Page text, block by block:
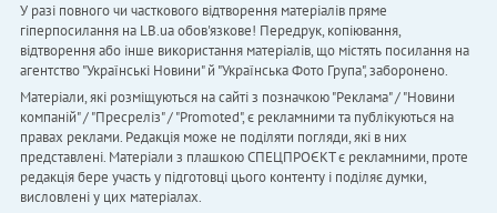
У разі повного чи часткового відтворення матеріалів пряме
гіперпосилання на LB.ua обов'язкове! Передрук, копіювання,
відтворення або інше використання матеріалів, що містять посилання на
агентство "Українськi Новини" й "Українська Фото Група", заборонено.
Матеріали, які розміщуються на сайті з позначкою "Реклама" / "Новини
компаній" / "Пресреліз" / "Promoted", є рекламними та публікуються на
правах реклами. Редакція може не поділяти погляди, які в них
представлені. Матеріали з плашкою СПЕЦПРОЄКТ є рекламними, проте
редакція бере участь у підготовці цього контенту і поділяє думки,
висловлені у цих матеріалах.